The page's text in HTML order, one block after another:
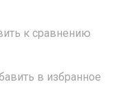
к сравнению
в избранное